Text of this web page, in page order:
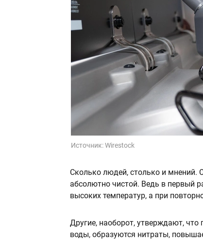
Источник:Wirestock
Сколько людей, столько и мнений.
абсолютно чистой. Ведь в первый
высоких температур, а при
Другие, наоборот, утверждают,
воды, образуются нитраты,